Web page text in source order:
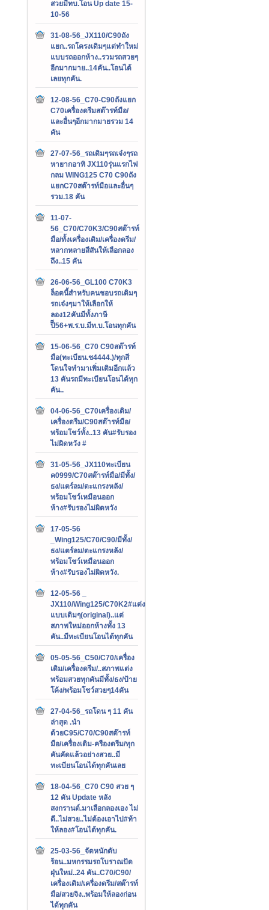
สวยมีทบ.โอน Up date 15-
10-56
31-08-56_JX110/C90ถัง
แยก..รถโครงเดิมๆแต่ทำใหม่
แบบรถออกห้าง..รวมรถสวยๆ
อีกมากมาย..14คัน..โอนได้
เลยทุกคัน.
12-08-56_C70-C90ถังแยก
C70เครื่องดรีมสต๊ารท์มือ/
และอื่นๆอีกมากมายรวม 14
คัน
27-07-56_รถเดิมๆรถเจ๋งๆรถ
หายากอาทิ JX110รุ่นแรกไฟ
กลม WING125 C70 C90ถัง
แยกC70สต๊ารท์มือและอื่นๆ
รวม.18 คัน
11-07-
56_C70/C70K3/C90สต๊ารท์
มือ/ทั้งเครื่องเดิม/เครื่องดรีม/
หลากหลายสีสันให้เลือกลอง
ถึง..15 คัน
26-06-56_GL100 C70K3
ล็อตนี้สำหรับคนชอบรถเดิมๆ
รถเจ๋งๆมาให้เลือกให้
ลอง12คันมีทั้งภาษี
ปีี56+พ.ร.บ.มีท.บ.โอนทุกคัน
15-06-56_C70 C90สต๊ารท์
มือ(ทะเบียน.ช4444.)/ทุกสี
โดนใจทำมาเพิ่มเติมอีกแล้ว
13 คันรถมีทะเบียนโอนได้ทุก
คัน..
04-06-56_C70เครื่องเดิม/
เครื่องดรีม/C90สต๊ารท์มือ/
พร้อมโชว์ทั้ง..13 คัน#รับรอง
ไม่ผิดหวัง #
31-05-56_JX110ทะเบียน
ค0999/C70สต๊ารท์มือ/มีทั้ง/
ธง/แตร์ลม/ตะแกรงหลัง/
พร้อมโชว์เหมือนออก
ห้าง#รับรองไม่ผิดหวัง
17-05-56
_Wing125/C70/C90/มีทั้ง/
ธง/แตร์ลม/ตะแกรงหลัง/
พร้อมโชว์เหมือนออก
ห้าง#รับรองไม่ผิดหวัง.
12-05-56 _
JX110/Wing125/C70K2#แต่ง
แบบเดิมๆ(original)..แต่
สภาพใหม่ออกห้างทั้ง 13
คัน..มีทะเบียนโอนได้ทุกคัน
05-05-56_C50/C70/เครื่อง
เดิม/เครื่องดรีม/..สภาพแต่ง
พร้อมสวยทุกคันมีทั้ง/ธง/ป้าย
โค้ง/พร้อมโชว์สวยๆ14คัน
27-04-56_รถโดน ๆ 11 คัน
ล่าสุด .นำ
ด้วยC95/C70/C90สต๊ารท์
มือ/เครื่องเดิม-ครืองดรีม/ทุก
คันคัดแล้วอย่างสวย..มี
ทะเบียนโอนได้ทุกคันเลย
18-04-56_C70 C90 สวย ๆ
12 คัน Update หลัง
สงกรานต์.มาเลือกลองเอง ไม่
ดี..ไม่สวย..ไม่ต้องเอาไป#ท้า
ให้ลอง#โอนได้ทุกคัน.
25-03-56_จัดหนักดับ
ร้อน..มหกรรมรถโบราณปัด
ฝุ่นใหม่..24 คัน..C70/C90/
เครื่องเดิม/เครื่องดรีม/สต๊ารท์
มือ/สวยจิง..พร้อมให้ลองก่อน
ได้ทุกคัน